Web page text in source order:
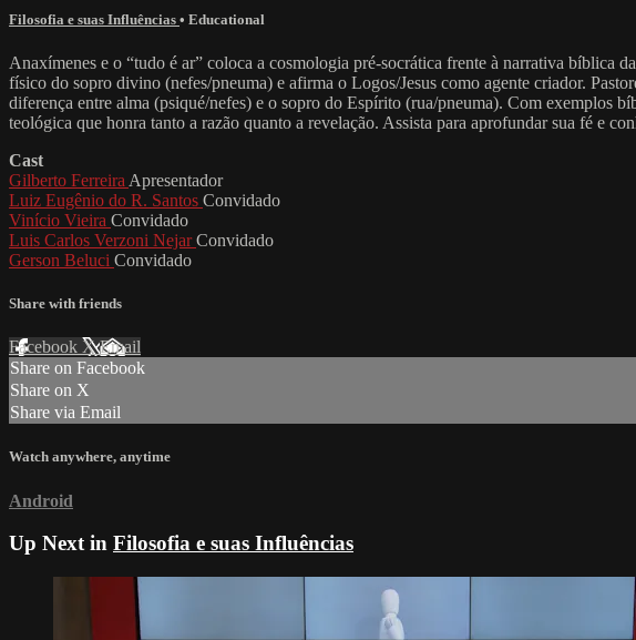
Filosofia e suas Influências • Educational
Anaxímenes e o “tudo é ar” coloca a cosmologia pré-socrática frente à narrativa
físico do sopro divino (nefes/pneuma) e afirma o Logos/Jesus como agente criador.
diferença entre alma (psiqué/nefes) e o sopro do Espírito (rua/pneuma). Com exemplos
teológica que honra tanto a razão quanto a revelação. Assista para aprofundar sua fé e
Cast
Gilberto Ferreira Apresentador
Luiz Eugênio do R. Santos Convidado
Vinício Vieira Convidado
Luis Carlos Verzoni NejarConvidado
Gerson Beluci Convidado
Share with friends
Facebook XEmail
Share on Facebook
Share on X
Share via Email
Watch anywhere, anytime
Android
Up Next in Filosofia e suas Influências